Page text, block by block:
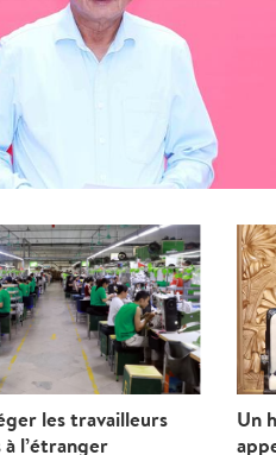
les travailleurs
l’étranger
Un